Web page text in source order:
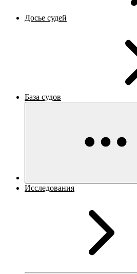
Досье судей
База судов
Исследования